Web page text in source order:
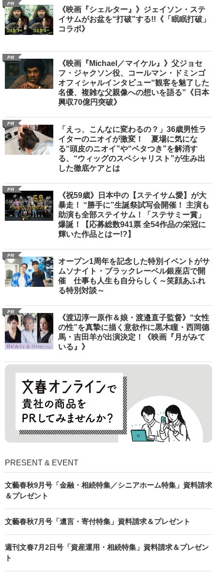
PR
《映画『シェルター』》ジェイソン・ステ
イサムがお盆を“打破”する!!《「眠眠打破」
コラボ》
PR
《映画『Michael／マイケル』》父ジョセ
フ・ジャクソン役、コールマン・ドミンゴ
オフィシャルインタビュー“観客を魅了した
名優、複雑な父親像への想いを語る”《日本
興収70億円突破》
PR
「えっ、こんなに変わるの？」36歳男性ラ
イターのニオイが激変！ 夏場に気にな
る“頭皮のニオイ”や“ベタつき”を解消す
る、“ウィッグのスペシャリスト”が生み出
した徹底ケアとは
PR
《祝59歳》日本中の【ステイサム愛】が大
暴走！ “勝手に”生誕祭試写会開催！ 主演も
助演も全部ステイサム！「ステサミー賞」
爆誕！【応募総数941票 全54作品の栄冠に
輝いた作品とはー!?】
PR
オープン1周年を記念した特別イベントがサ
ムソナイト・ブラックレーベル銀座店で開
催 仕事も人生も自分らしく～笑顔あふれ
る特別対談～
PR
《渡辺淳一原作＆娘・渡邉直子監督》“女性
の性”を真摯に描く意欲作に黒木瞳・西岡德
馬・吉田羊が出演決定！《映画『月がみて
いる』》
PRESENT & EVENT
文藝春秋9月号「金融・相続特集／シニアホーム特集」資料請求
＆プレゼント
文藝春秋7月号「遺言・寄付特集」資料請求＆プレゼント
週刊文春7月2日号「資産運用・相続特集」資料請求＆プレゼン
ト